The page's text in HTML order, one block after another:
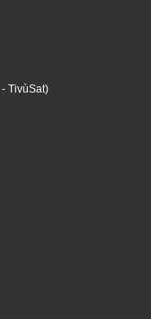
- TivùSat)